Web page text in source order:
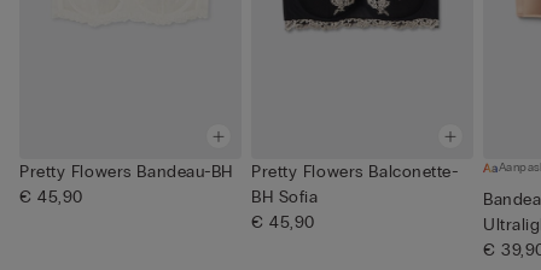
Pretty Flowers Bandeau-BH
€ 45,90
Pretty Flowers Balconette-
BH Sofia
€ 45,90
€